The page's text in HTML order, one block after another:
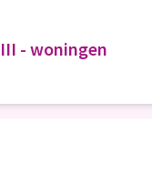
- woningen